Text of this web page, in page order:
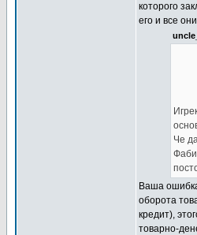
которого
его и все
Че
Ваша
оборота
кредит),
товарно-